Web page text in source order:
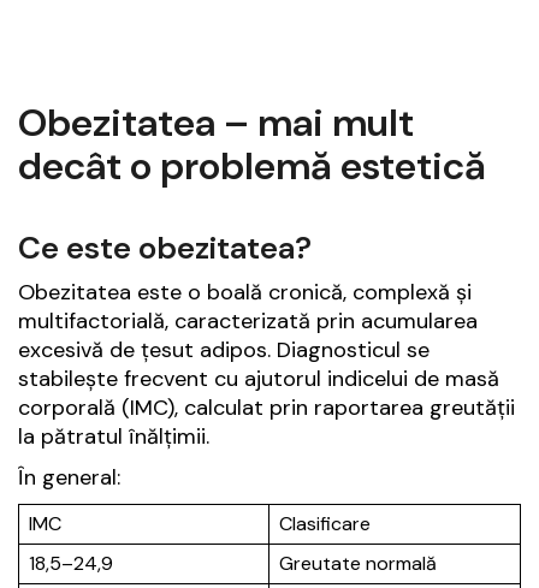
Obezitatea – mai mult
decât o problemă estetică
Ce este obezitatea?
Obezitatea este o boală cronică, complexă și
multifactorială, caracterizată prin acumularea
excesivă de țesut adipos. Diagnosticul se
stabilește frecvent cu ajutorul indicelui de masă
corporală (IMC), calculat prin raportarea greutății
la pătratul înălțimii.
În general:
IMC
Clasificare
18,5–24,9
Greutate normală